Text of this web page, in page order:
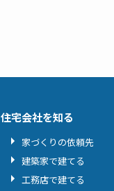
住宅会社を知る
家づくりの依頼先
建築家で建てる
工務店で建てる